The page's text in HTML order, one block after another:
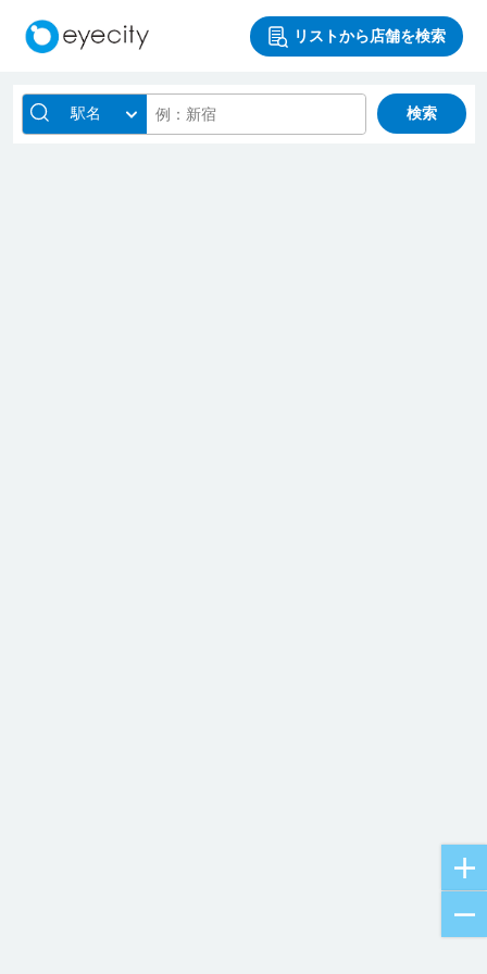
リストから店舗を検索
駅名 検索